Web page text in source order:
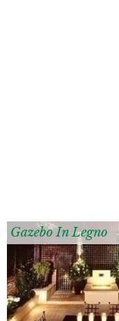
Gazebo In Legno